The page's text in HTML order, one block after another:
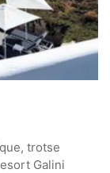
trotse
Galini